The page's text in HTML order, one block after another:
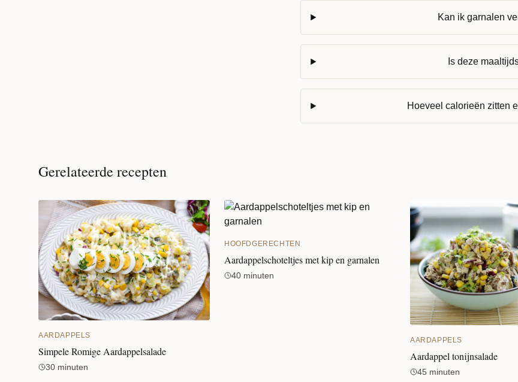
Kan ik garnalen
Is deze
Hoeveel calorieën zitten
Gerelateerde recepten
AARDAPPELS
Simpele Romige Aardappelsalade
30 minuten
HOOFDGERECHTEN
Aardappelschoteltjes met kip en garnalen
40 minuten
AARDAPPELS
Aardappel tonijnsalade
45 minuten